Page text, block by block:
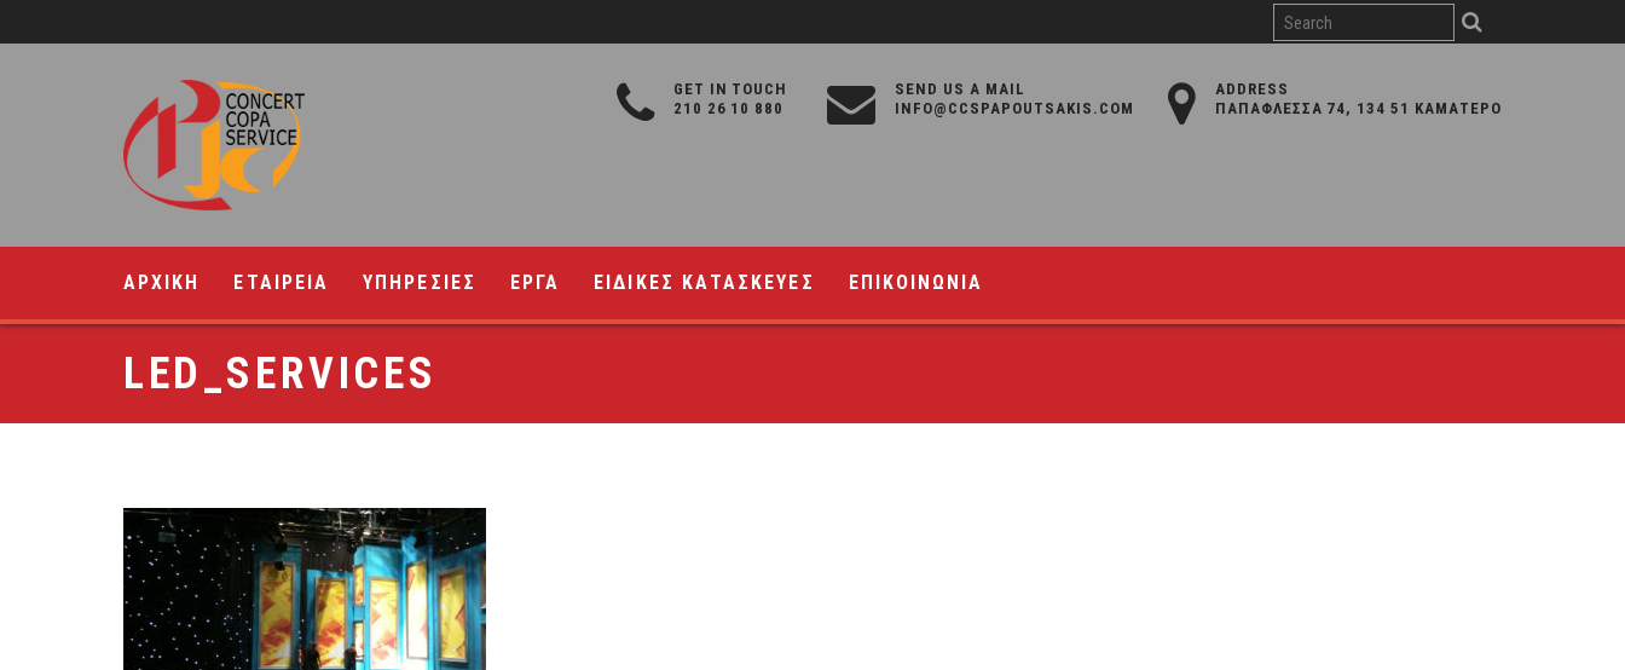
GET IN TOUCH
210 26 10 880
SEND US A MAIL
INFO@CCSPAPOUTSAKIS.COM
ADDRESS
ΠΑΠΑΦΛΈΣΣΑ 74, 134 51 ΚΑΜΑΤΕΡΌ
ΑΡΧΙΚΗ ΕΤΑΙΡΕΙΑ ΥΠΗΡΕΣΙΕΣ ΕΡΓΑ ΕΙΔΙΚΕΣ ΚΑΤΑΣΚΕΥΕΣ ΕΠΙΚΟΙΝΩΝΙΑ
LED_SERVICES